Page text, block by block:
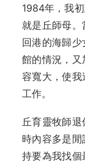
1984年，我
就是丘師母
回港的海歸
館的情況，
容寬大，使
工作。
丘育靈牧師
時內容多是
持要為我找個